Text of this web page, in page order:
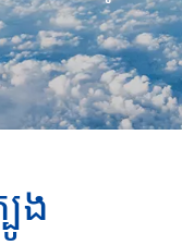
ង